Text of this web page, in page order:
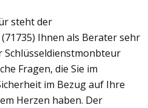
steht der
Ihnen als Berater sehr
Fragen, die Sie im
im Bezug auf Ihre
Herzen haben. Der